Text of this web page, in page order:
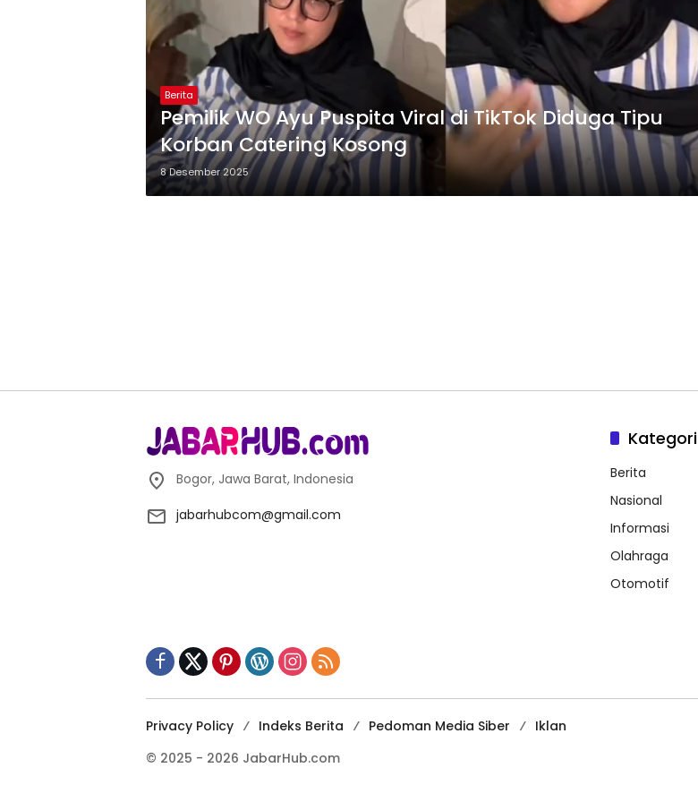
Berita
Pemilik WO Ayu Puspita Viral di TikTok Diduga Tipu
Korban Catering Kosong
8 Desember 2025
Bogor, Jawa Barat, Indonesia
jabarhubcom@gmail.com
Kategori
Berita
Nasional
Informasi
Olahraga
Otomotif
Privacy Policy Indeks Berita Pedoman Media Siber
Iklan
© 2025 - 2026 JabarHub.com